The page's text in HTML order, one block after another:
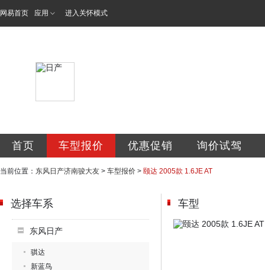
网易首页 应用 进入关怀模式
首页 车型报价 优惠促销 询价试驾
当前位置： 东风日产济南骏大友 > 车型报价 > 颐达 2005款 1.6JE AT
选择车系
东风日产
骐达
新蓝鸟
车型